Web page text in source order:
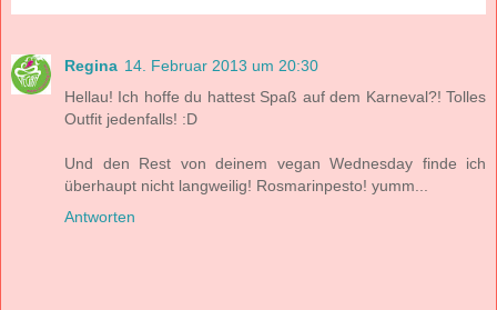
Regina 14. Februar 2013 um 20:30
Hellau! Ich hoffe du hattest Spaß auf dem Karneval?! Tolles
Outfit jedenfalls! :D
Und den Rest von deinem vegan Wednesday finde ich
überhaupt nicht langweilig! Rosmarinpesto! yumm...
Antworten